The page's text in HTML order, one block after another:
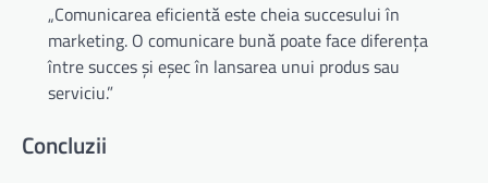
„Comunicarea eficientă este cheia succesului în
marketing. O comunicare bună poate face diferența
între succes și eșec în lansarea unui produs sau
serviciu.”
Concluzii